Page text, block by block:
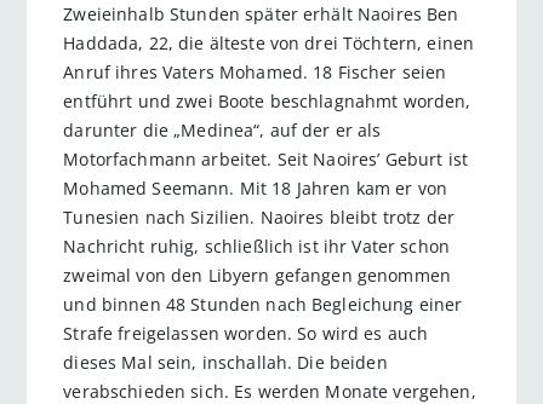
Zweieinhalb Stunden später erhält Naoires Ben
Haddada, 22, die älteste von drei Töchtern, einen
Anruf ihres Vaters Mohamed. 18 Fischer seien
entführt und zwei Boote beschlagnahmt worden,
darunter die „Medinea“, auf der er als
Motorfachmann arbeitet. Seit Naoires’ Geburt ist
Mohamed Seemann. Mit 18 Jahren kam er von
Tunesien nach Sizilien. Naoires bleibt trotz der
Nachricht ruhig, schließlich ist ihr Vater schon
zweimal von den Libyern gefangen genommen
und binnen 48 Stunden nach Begleichung einer
Strafe freigelassen worden. So wird es auch
dieses Mal sein, inschallah. Die beiden
verabschieden sich. Es werden Monate vergehen,